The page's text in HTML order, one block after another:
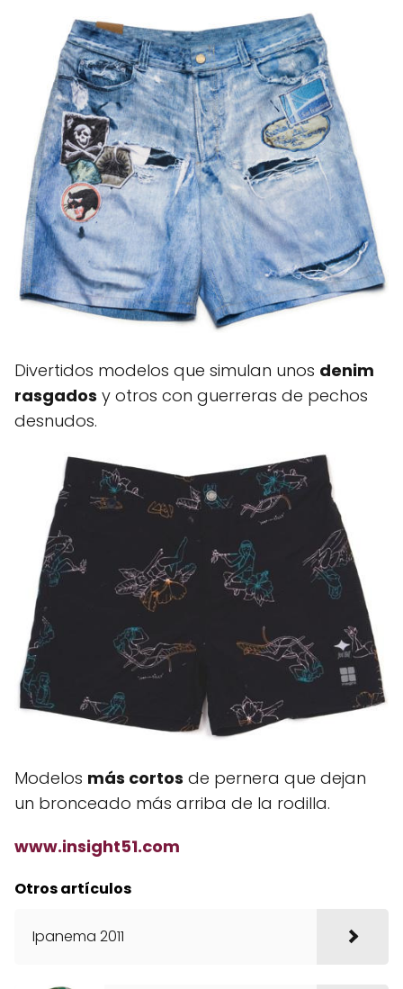
Divertidos modelos que simulan unos denim
rasgados y otros con guerreras de pechos
desnudos.
Modelos más cortos de pernera que dejan
un bronceado más arriba de la rodilla.
www.insight51.com
Otros artículos
Ipanema 2011